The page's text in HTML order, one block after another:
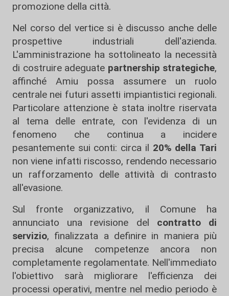
promozione della città.
Nel corso del vertice si è discusso anche delle
prospettive industriali dell'azienda.
L'amministrazione ha sottolineato la necessità
di costruire adeguate partnership strategiche,
affinché Amiu possa assumere un ruolo
centrale nei futuri assetti impiantistici regionali.
Particolare attenzione è stata inoltre riservata
al tema delle entrate, con l'evidenza di un
fenomeno che continua a incidere
pesantemente sui conti: circa il 20% della Tari
non viene infatti riscosso, rendendo necessario
un rafforzamento delle attività di contrasto
all'evasione.
Sul fronte organizzativo, il Comune ha
annunciato una revisione del contratto di
servizio, finalizzata a definire in maniera più
precisa alcune competenze ancora non
completamente regolamentate. Nell'immediato
l'obiettivo sarà migliorare l'efficienza dei
processi operativi, mentre nel medio periodo è